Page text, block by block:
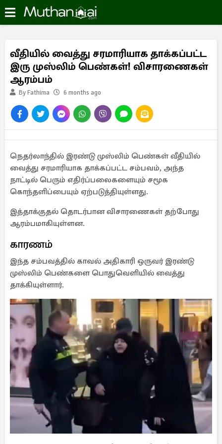
வீதியில் வைத்து சரமாரியாக தாக்கப்பட்ட
இரு முஸ்லிம் பெண்கள்! விசாரணைகள்
ஆரம்பம்
By Fathima 6 months ago
நெதர்லாந்தில் இரண்டு முஸ்லிம் பெண்கள் வீதியில்
வைத்து சரமாரியாக தாக்கப்பட்ட சம்பவம், அந்த
நாட்டில் பெரும் எதிர்ப்பலைகளையும் சமூக
கொந்தளிப்பையும் ஏற்படுத்தியுள்ளது.
இத்தாக்குதல் தொடர்பான விசாரணைகள் தற்போது
ஆரம்பமாகியுள்ளன.
காரணம்
இந்த சம்பவத்தில் காவல் அதிகாரி ஒருவர் இரண்டு
முஸ்லிம் பெண்களை பொதுவெளியில் வைத்து
தாக்கியுள்ளார்.